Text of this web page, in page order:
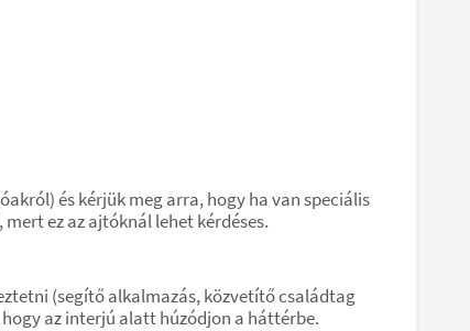
és kérjük meg arra, hogy ha van speciális
ez az ajtóknál lehet kérdéses.
(segítő alkalmazás, közvetítő családtag
az interjú alatt húzódjon a háttérbe.